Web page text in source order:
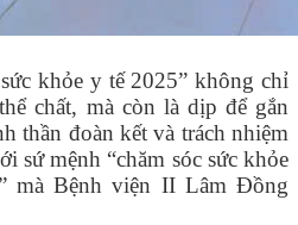
khỏe y tế 2025” không chỉ
chất, mà còn là dịp để gắn
thần đoàn kết và trách nhiệm
sứ mệnh “chăm sóc sức khỏe
mà Bệnh viện II Lâm Đồng